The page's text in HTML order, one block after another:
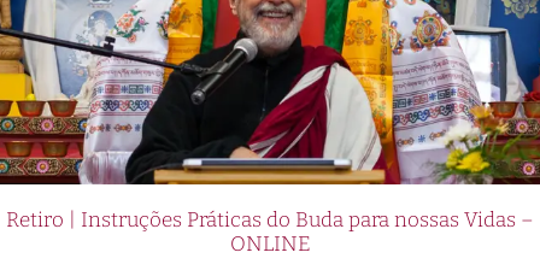
Retiro | Instruções Práticas do Buda para nossas Vidas –
ONLINE